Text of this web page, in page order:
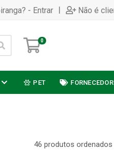
- Entrar | Não é
0
PET
46 produtos ordenados